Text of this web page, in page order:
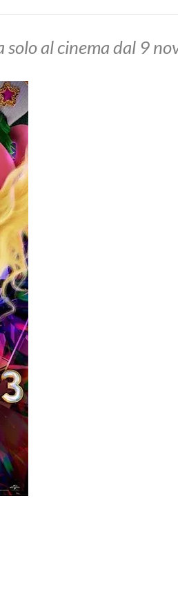
solo al cinema dal 9